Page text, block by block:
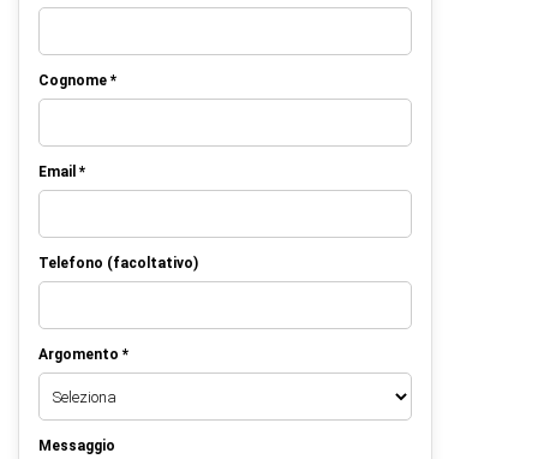
Cognome *
Email *
Telefono (facoltativo)
Argomento *
Messaggio